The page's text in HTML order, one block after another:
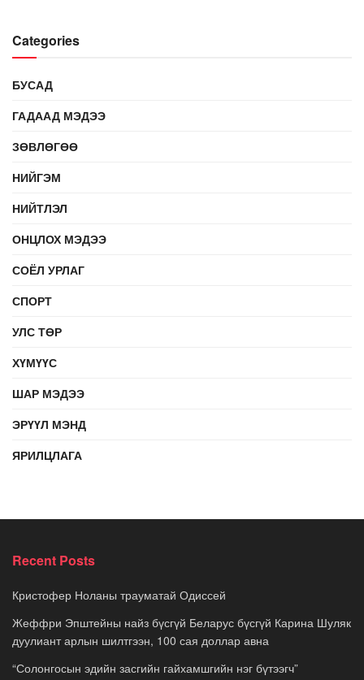
Categories
БУСАД
ГАДААД МЭДЭЭ
ЗӨВЛӨГӨӨ
НИЙГЭМ
НИЙТЛЭЛ
ОНЦЛОХ МЭДЭЭ
СОЁЛ УРЛАГ
СПОРТ
УЛС ТӨР
ХҮМҮҮС
ШАР МЭДЭЭ
ЭРҮҮЛ МЭНД
ЯРИЛЦЛАГА
Recent Posts
Кристофер Ноланы трауматай Одиссей
Жеффри Эпштейны найз бүсгүй Беларус бүсгүй Карина Шуляк
дуулиант арлын шилтгээн, 100 сая доллар авна
“Солонгосын эдийн засгийн гайхамшгийн нэг бүтээгч”